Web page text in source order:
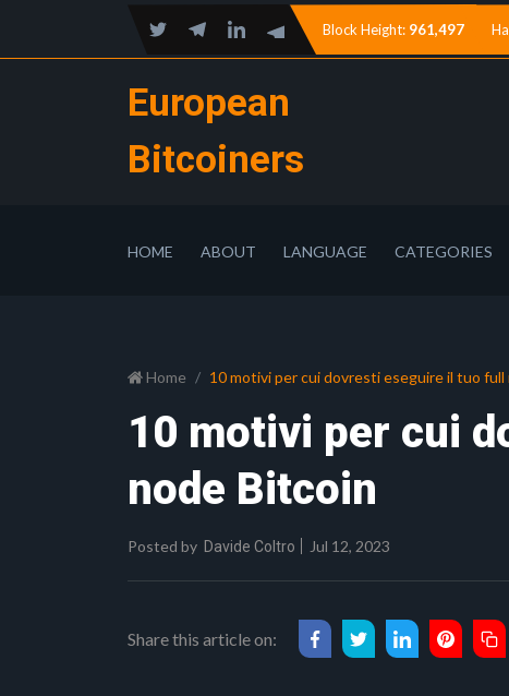
Block Height: 961,497
European
Bitcoiners
HOME ABOUT LANGUAGE CATEGORIES
Home 10 motivi per cui dovresti eseguire il tuo full
10 motivi per cui
node Bitcoin
Posted by Davide Coltro Jul 12, 2023
Share this article on: